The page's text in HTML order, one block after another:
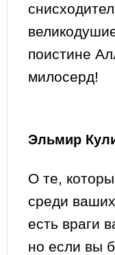
поистине
милосерд!
Эльмир
О те,
среди
есть враги
но если вы